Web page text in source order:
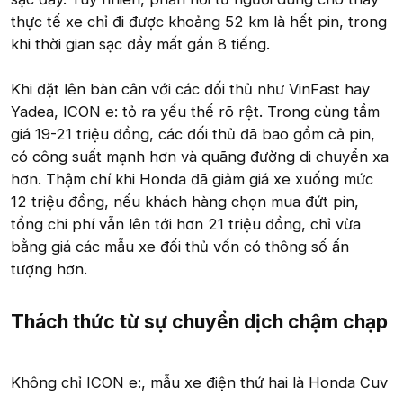
thực tế xe chỉ đi được khoảng 52 km là hết pin, trong
khi thời gian sạc đầy mất gần 8 tiếng.
Khi đặt lên bàn cân với các đối thủ như VinFast hay
Yadea, ICON e: tỏ ra yếu thế rõ rệt. Trong cùng tầm
giá 19-21 triệu đồng, các đối thủ đã bao gồm cả pin,
có công suất mạnh hơn và quãng đường di chuyển xa
hơn. Thậm chí khi Honda đã giảm giá xe xuống mức
12 triệu đồng, nếu khách hàng chọn mua đứt pin,
tổng chi phí vẫn lên tới hơn 21 triệu đồng, chỉ vừa
bằng giá các mẫu xe đối thủ vốn có thông số ấn
tượng hơn.
Thách thức từ sự chuyển dịch chậm chạp​
Không chỉ ICON e:, mẫu xe điện thứ hai là Honda Cuv